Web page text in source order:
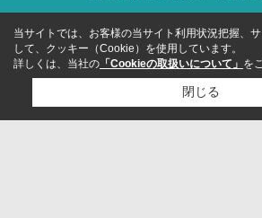
当サイトでは、お客様の当サイト利用状況把握、
して、クッキー（Cookie）を使用しています。
詳しくは、当社の 「Cookieの取扱いについて」 を
閉じる